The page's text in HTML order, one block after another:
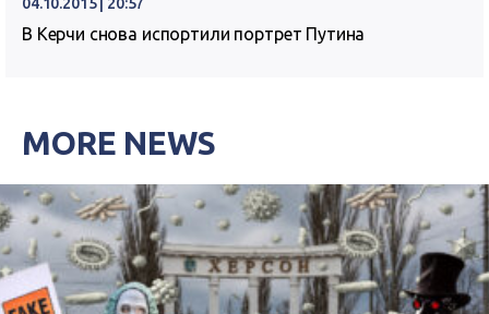
В Керчи снова испортили портрет Путина
MORE NEWS